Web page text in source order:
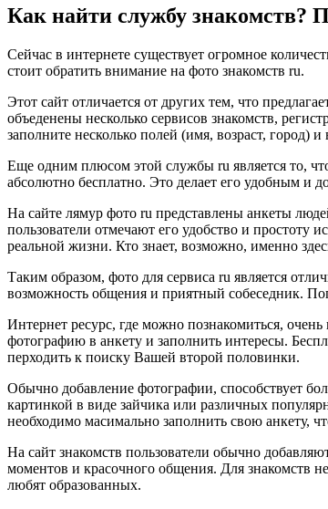
Как найти службу знакомств?
Сейчас в интернете существует огромное
стоит обратить внимание на фото знакомств ru.
Этот сайт отличается от других тем, что
объеденены несколько сервисов знакомств,
заполните несколько полей (имя, возраст, город)
Еще одним плюсом этой службы ru является то,
абсолютно бесплатно. Это делает его удобным и
На сайте лямур фото ru представлены анкеты
пользователи отмечают его удобство и простоту
реальной жизни. Кто знает, возможно, именно
Таким образом, фото для сервиса ru является
возможность общения и приятный собеседник.
Интернет ресурс, где можно познакомиться,
фотографию в анкету и заполнить интересы.
перходить к поиску Вашей второй половинки.
Обычно добавление фотографии, способствует
картинкой в виде зайчика или различных
необходимо масимально заполнить свою анкету,
На сайт знакомств пользователи обычно
моментов и красочного общения. Для знакомств
любят образованных.